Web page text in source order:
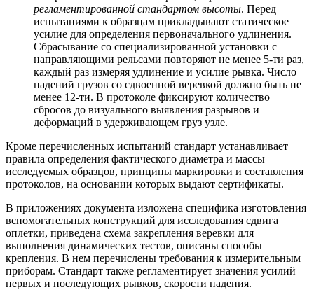
регламентированной стандартом высоты. Перед
испытаниями к образцам прикладывают статическое
усилие для определения первоначального удлинения.
Сбрасывание со специализированной установки с
направляющими рельсами повторяют не менее 5-ти раз,
каждый раз измеряя удлинение и усилие рывка. Число
падений грузов со сдвоенной веревкой должно быть не
менее 12-ти. В протоколе фиксируют количество
сбросов до визуального выявления разрывов и
деформаций в удерживающем груз узле.
Кроме перечисленных испытаний стандарт устанавливает
правила определения фактического диаметра и массы
исследуемых образцов, принципы маркировки и составления
протоколов, на основании которых выдают сертификаты.
В приложениях документа изложена специфика изготовления
вспомогательных конструкций для исследования сдвига
оплетки, приведена схема закрепления веревки для
выполнения динамических тестов, описаны способы
крепления. В нем перечислены требования к измерительным
приборам. Стандарт также регламентирует значения усилий
первых и последующих рывков, скорости падения.